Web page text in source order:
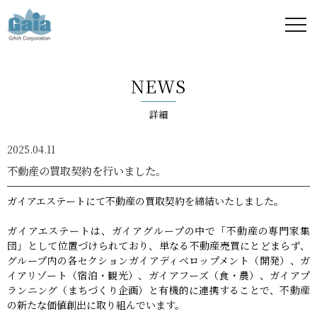
ア -
GAIA
Corporation
-
NEWS
詳細
2025.04.11
不動産の買取契約を行いました。
ガイアエステートにて不動産の買取契約を締結いたしました。
ガイアエステートは、ガイアグループの中で「不動産の専門家集
団」として位置づけられており、単なる不動産売買にとどまらず、
グループ内の各セクション――ガイアディベロップメント（開発）、ガ
イアリゾート（宿泊・観光）、ガイアフーズ（食・農）、ガイアプ
ランニング（まちづくり企画）――と有機的に連携することで、不動産
の新たな価値創出に取り組んでいます。